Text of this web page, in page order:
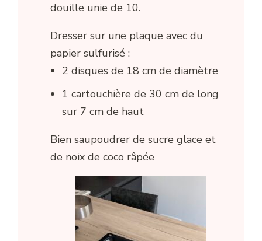
douille unie de 10.
Dresser sur une plaque avec du
papier sulfurisé :
2 disques de 18 cm de diamètre
1 cartouchière de 30 cm de long
sur 7 cm de haut
Bien saupoudrer de sucre glace et
de noix de coco râpée